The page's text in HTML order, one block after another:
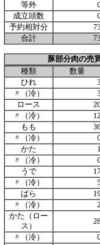
等外
成立頭数
予約相対分
合計
豚部分肉の売
種類
数量
ひれ
〃（冷）
ロース
〃（冷）
12
もも
〃（冷）
かた
1
〃（冷）
うで
〃（冷）
ばら
〃（冷）
2
かた（ロー
ス）
〃（冷）